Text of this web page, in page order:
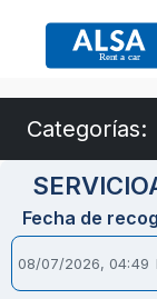
Categorías:
Fecha de